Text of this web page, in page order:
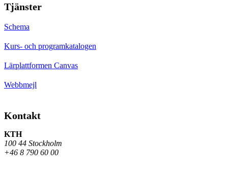
Tjänster
Schema
Kurs- och programkatalogen
Lärplattformen Canvas
Webbmejl
Kontakt
KTH
100 44 Stockholm
+46 8 790 60 00